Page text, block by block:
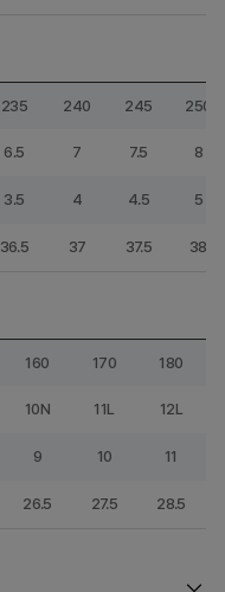
235 240 245 250
6.5 7 7.5 8
3.5 4 4.5 5
36.5 37 37.5 38
160 170 180
10N 11L 12L
9 10 11
26.5 27.5 28.5